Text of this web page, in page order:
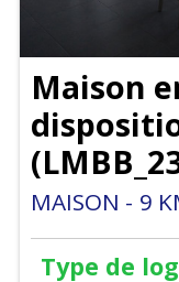
Maison
(
MAISON 9
Type de